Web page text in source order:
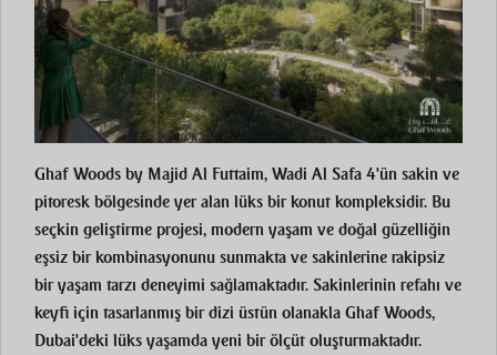
Ghaf Woods by Majid Al Futtaim, Wadi Al Safa 4'ün sakin ve
pitoresk bölgesinde yer alan lüks bir konut kompleksidir. Bu
seçkin geliştirme projesi, modern yaşam ve doğal güzelliğin
eşsiz bir kombinasyonunu sunmakta ve sakinlerine rakipsiz
bir yaşam tarzı deneyimi sağlamaktadır. Sakinlerinin refahı ve
keyfi için tasarlanmış bir dizi üstün olanakla Ghaf Woods,
Dubai'deki lüks yaşamda yeni bir ölçüt oluşturmaktadır.